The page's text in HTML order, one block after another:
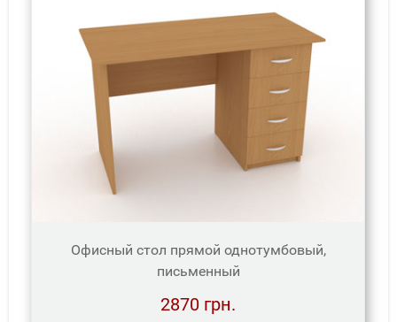
Офисный стол прямой однотумбовый,
письменный
2870 грн.